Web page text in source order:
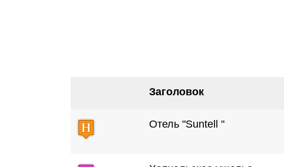
Заголовок
Отель "Suntell "